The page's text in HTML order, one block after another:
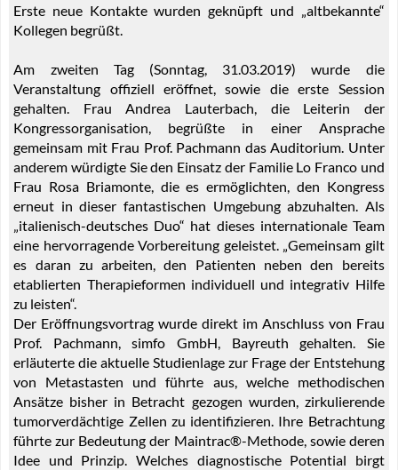
Erste neue Kontakte wurden geknüpft und „altbekannte“
Kollegen begrüßt.
Am zweiten Tag (Sonntag, 31.03.2019) wurde die
Veranstaltung offiziell eröffnet, sowie die erste Session
gehalten. Frau Andrea Lauterbach, die Leiterin der
Kongressorganisation, begrüßte in einer Ansprache
gemeinsam mit Frau Prof. Pachmann das Auditorium. Unter
anderem würdigte Sie den Einsatz der Familie Lo Franco und
Frau Rosa Briamonte, die es ermöglichten, den Kongress
erneut in dieser fantastischen Umgebung abzuhalten. Als
„italienisch-deutsches Duo“ hat dieses internationale Team
eine hervorragende Vorbereitung geleistet. „Gemeinsam gilt
es daran zu arbeiten, den Patienten neben den bereits
etablierten Therapieformen individuell und integrativ Hilfe
zu leisten“.
Der Eröffnungsvortrag wurde direkt im Anschluss von Frau
Prof. Pachmann, simfo GmbH, Bayreuth gehalten. Sie
erläuterte die aktuelle Studienlage zur Frage der Entstehung
von Metastasten und führte aus, welche methodischen
Ansätze bisher in Betracht gezogen wurden, zirkulierende
tumorverdächtige Zellen zu identifizieren. Ihre Betrachtung
führte zur Bedeutung der Maintrac®-Methode, sowie deren
Idee und Prinzip. Welches diagnostische Potential birgt